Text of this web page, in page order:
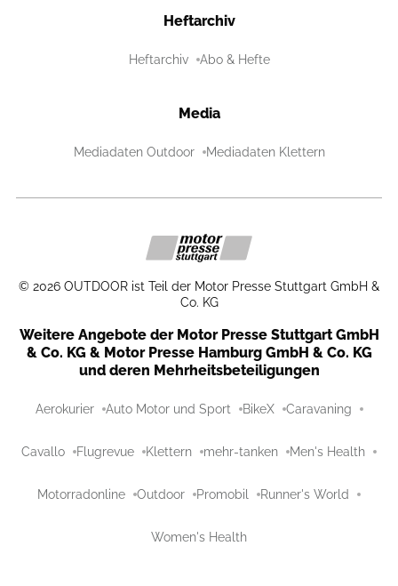
Heftarchiv
Heftarchiv Abo & Hefte
Media
Mediadaten Outdoor Mediadaten Klettern
© 2026 OUTDOOR ist Teil der Motor Presse Stuttgart GmbH &
Co. KG
Weitere Angebote der Motor Presse Stuttgart GmbH
& Co. KG & Motor Presse Hamburg GmbH & Co. KG
und deren Mehrheitsbeteiligungen
Aerokurier Auto Motor und Sport BikeX Caravaning
Cavallo Flugrevue Klettern mehr-tanken Men's Health
Motorradonline Outdoor Promobil Runner's World
Women's Health